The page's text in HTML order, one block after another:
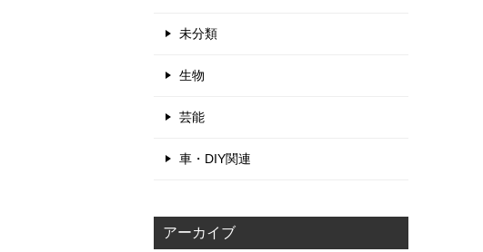
未分類
生物
芸能
車・DIY関連
アーカイブ